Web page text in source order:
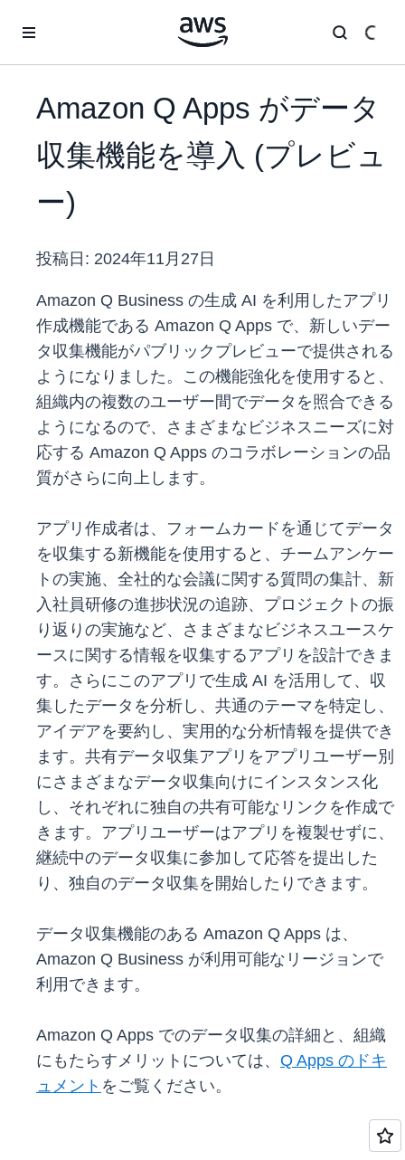
Amazon Q Apps がデータ
収集機能を導入 (プレビュ
ー)
投稿日: 2024年11月27日
Amazon Q Business の生成 AI を利用したアプリ
作成機能である Amazon Q Apps で、新しいデー
タ収集機能がパブリックプレビューで提供される
ようになりました。この機能強化を使用すると、
組織内の複数のユーザー間でデータを照合できる
ようになるので、さまざまなビジネスニーズに対
応する Amazon Q Apps のコラボレーションの品
質がさらに向上します。
アプリ作成者は、フォームカードを通じてデータ
を収集する新機能を使用すると、チームアンケー
トの実施、全社的な会議に関する質問の集計、新
入社員研修の進捗状況の追跡、プロジェクトの振
り返りの実施など、さまざまなビジネスユースケ
ースに関する情報を収集するアプリを設計できま
す。さらにこのアプリで生成 AI を活用して、収
集したデータを分析し、共通のテーマを特定し、
アイデアを要約し、実用的な分析情報を提供でき
ます。共有データ収集アプリをアプリユーザー別
にさまざまなデータ収集向けにインスタンス化
し、それぞれに独自の共有可能なリンクを作成で
きます。アプリユーザーはアプリを複製せずに、
継続中のデータ収集に参加して応答を提出した
り、独自のデータ収集を開始したりできます。
データ収集機能のある Amazon Q Apps は、
Amazon Q Business が利用可能なリージョンで
利用できます。
Amazon Q Apps でのデータ収集の詳細と、組織
にもたらすメリットについては、 Q Apps のドキ
ュメント をご覧ください。